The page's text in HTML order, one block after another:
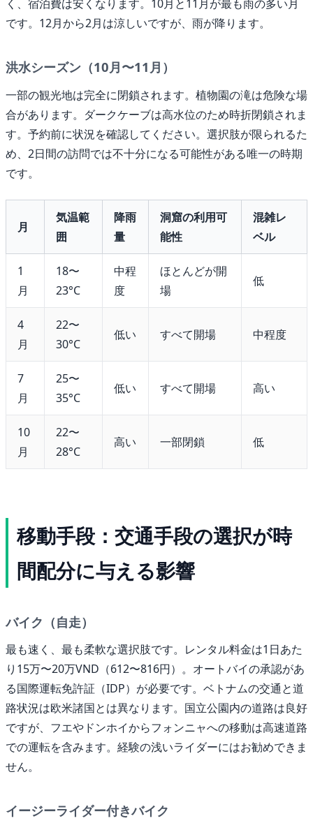
く、宿泊費は安くなります。10月と11月が最も雨の多い月
です。12月から2月は涼しいですが、雨が降ります。
洪水シーズン（10月〜11月）
一部の観光地は完全に閉鎖されます。植物園の滝は危険な場
合があります。ダークケーブは高水位のため時折閉鎖されま
す。予約前に状況を確認してください。選択肢が限られるた
め、2日間の訪問では不十分になる可能性がある唯一の時期
です。
月
気温範
囲
降雨
量
洞窟の利用可
能性
混雑レ
ベル
1
月
18〜
23°C
中程
度
ほとんどが開
場
低
4
月
22〜
30°C
低い すべて開場 中程度
7
月
25〜
35°C
低い すべて開場 高い
10
月
22〜
28°C
高い 一部閉鎖 低
移動手段：交通手段の選択が時
間配分に与える影響
バイク（自走）
最も速く、最も柔軟な選択肢です。レンタル料金は1日あた
り15万〜20万VND（612〜816円）。オートバイの承認があ
る国際運転免許証（IDP）が必要です。ベトナムの交通と道
路状況は欧米諸国とは異なります。国立公園内の道路は良好
ですが、フエやドンホイからフォンニャへの移動は高速道路
での運転を含みます。経験の浅いライダーにはお勧めできま
せん。
イージーライダー付きバイク